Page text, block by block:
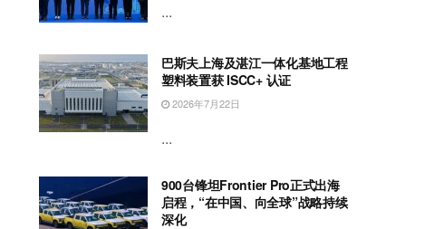
...
巴斯夫上海及湛江一体化基地工程
塑料装置获 ISCC+ 认证
2026年7月22日
...
900台锋坦Frontier Pro正式出海
启程，“在中国、向全球”战略持续
深化